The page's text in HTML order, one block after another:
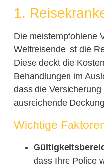
1.
Die meistempfohlene
Weltreisende ist die
Diese deckt die
Behandlungen im
dass die
ausreichende
Wichtige
dass Ihre Police